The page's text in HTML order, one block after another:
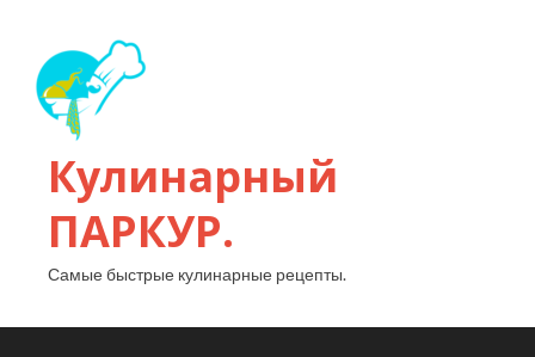
Кулинарный
ПАРКУР.
Самые быстрые кулинарные рецепты.